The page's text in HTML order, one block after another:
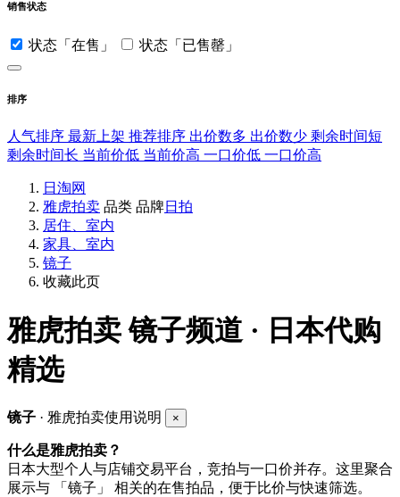
销售状态
状态「在售」 状态「已售罄」
排序
人气排序 最新上架 推荐排序 出价数多 出价数少 剩余时间短
剩余时间长 当前价低 当前价高 一口价低 一口价高
日淘网
雅虎拍卖 品类 品牌日拍
居住、室内
家具、室内
镜子
收藏此页
雅虎拍卖镜子频道 · 日本代购
精选
镜子 · 雅虎拍卖使用说明 ×
什么是雅虎拍卖？
日本大型个人与店铺交易平台，竞拍与一口价并存。这里聚合
展示与 「镜子」 相关的在售拍品，便于比价与快速筛选。